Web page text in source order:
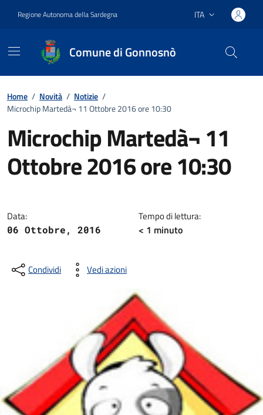
Regione Autonoma della Sardegna Lingua attiva:
ITA
Comune di Gonnosnò
Home / Novità / Notizie /
Microchip Martedà¬ 11 Ottobre 2016 ore 10:30
Microchip Martedà¬ 11
Ottobre 2016 ore 10:30
Data:
06 Ottobre, 2016
Tempo di lettura:
< 1 minuto
Condividi Vedi azioni